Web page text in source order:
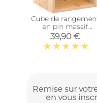
Cube de
en pin massif
Dinamic (Tablette
intermédiaire)
39,90 €
Remise sur
en vous